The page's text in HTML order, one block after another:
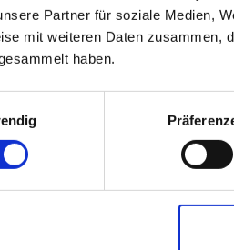
Partner für soziale Medien,
mit weiteren Daten zusammen,
haben.
Bachstr.
72669
KEMWA
73207